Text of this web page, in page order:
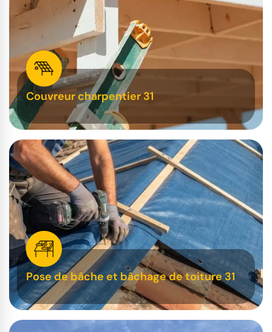
Couvreur charpentier 31
Pose de bâche et bâchage de toiture 31